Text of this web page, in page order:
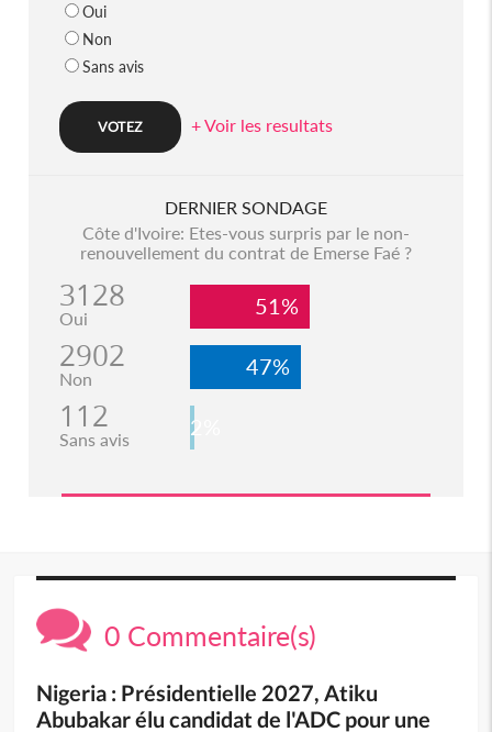
Oui
Non
Sans avis
+ Voir les resultats
DERNIER SONDAGE
Côte d'Ivoire: Etes-vous surpris par le non-
renouvellement du contrat de Emerse Faé ?
3128
Oui 51%
2902
Non 47%
112
Sans avis 2%
0 Commentaire(s)
Nigeria : Présidentielle 2027, Atiku
Abubakar élu candidat de l'ADC pour une